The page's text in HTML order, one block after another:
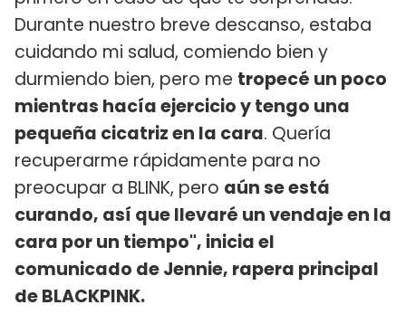
Durante nuestro breve descanso, estaba
cuidando mi salud, comiendo bien y
durmiendo bien, pero me tropecé un poco
mientras hacía ejercicio y tengo una
pequeña cicatriz en la cara. Quería
recuperarme rápidamente para no
preocupar a BLINK, pero aún se está
curando, así que llevaré un vendaje en la
cara por un tiempo", inicia el
comunicado de Jennie, rapera principal
de BLACKPINK.